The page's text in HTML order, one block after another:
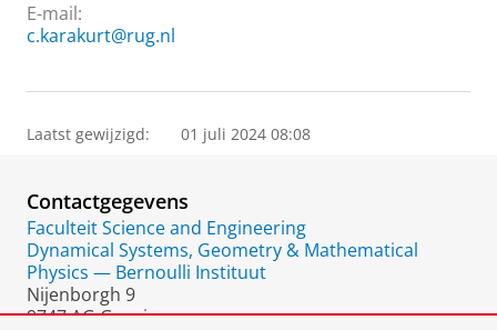
E-mail:
c.karakurt@rug.nl
Laatst gewijzigd: 01 juli 2024 08:08
Contactgegevens
Faculteit Science and Engineering
Dynamical Systems, Geometry & Mathematical
Physics — Bernoulli Instituut
Nijenborgh 9
9747 AG Groningen